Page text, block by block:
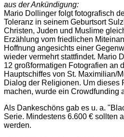
aus der Ankündigung:
Mario Dollinger folgt fotografisch
Toleranz in seinem Geburtsort
Christen, Juden und Muslime
Erzählung vom friedlichen
Hoffnung angesichts einer
wieder vermehrt stattfindet. Mario
12 großformatigen Fotografien an
Hauptschiffes von St. Maximilian/
Dialog der Religionen. Um dieses
machen, wurde ein Crowdfunding
Als Dankeschöns gab es u. a.
Serie. Mindestens 6.600 € sollten
werden.